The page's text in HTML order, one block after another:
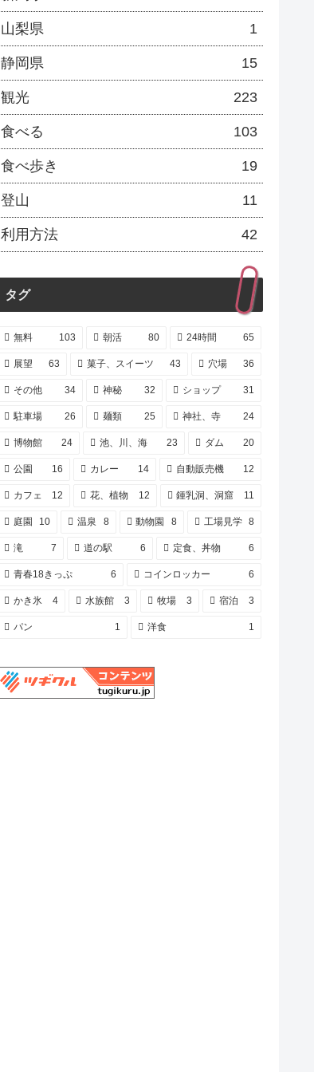
山梨県 1
静岡県 15
観光 223
食べる 103
食べ歩き 19
登山 11
利用方法 42
タグ
無料 103 朝活 80 24時間 65
展望 63 菓子、スイーツ 43 穴場 36
その他 34 神秘 32 ショップ 31
駐車場 26 麺類 25 神社、寺 24
博物館 24 池、川、海 23 ダム 20
公園 16 カレー 14 自動販売機 12
カフェ 12 花、植物 12 鍾乳洞、洞窟 11
庭園 10 温泉 8 動物園 8 工場見学 8
滝 7 道の駅 6 定食、丼物 6
青春18きっぷ 6 コインロッカー 6
かき氷 4 水族館 3 牧場 3 宿泊 3
パン 1 洋食 1